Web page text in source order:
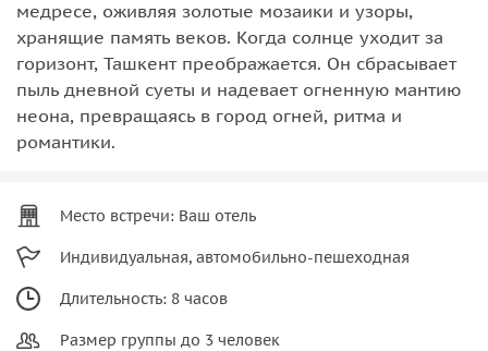
медресе, оживляя золотые мозаики и узоры,
хранящие память веков. Когда солнце уходит за
горизонт, Ташкент преображается. Он сбрасывает
пыль дневной суеты и надевает огненную мантию
неона, превращаясь в город огней, ритма и
романтики.
Место встречи: Ваш отель
Индивидуальная, автомобильно-пешеходная
Длительность: 8 часов
Размер группы до 3 человек